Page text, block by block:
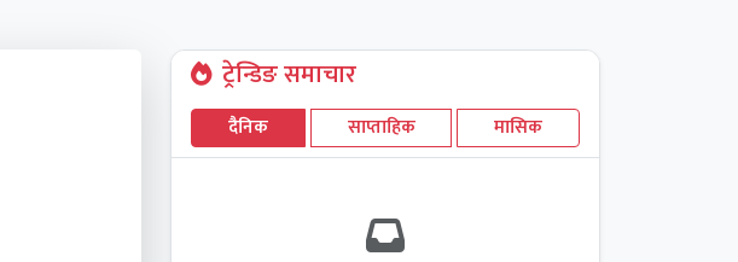
ट्रेन्डिङ समाचार
दैनिक साप्ताहिक मासिक